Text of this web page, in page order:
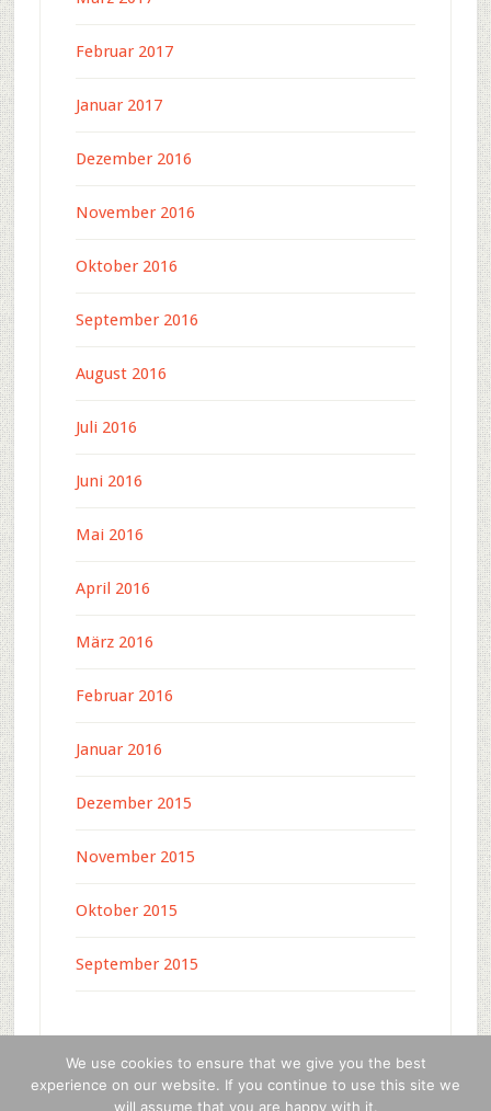
Februar 2017
Januar 2017
Dezember 2016
November 2016
Oktober 2016
September 2016
August 2016
Juli 2016
Juni 2016
Mai 2016
April 2016
März 2016
Februar 2016
Januar 2016
Dezember 2015
November 2015
Oktober 2015
September 2015
Copyright © 2026 · c-4-u press media · WordPress
We use cookies to ensure that we give you the best
experience on our website. If you continue to use this site we
will assume that you are happy with it.